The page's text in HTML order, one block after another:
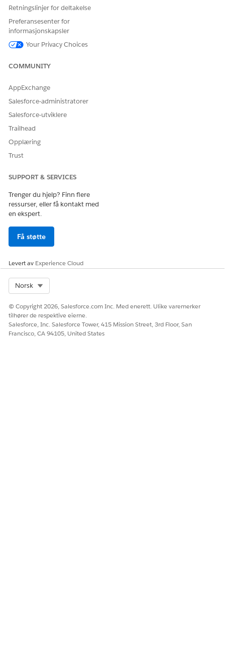
Handlingsdetaljer
API-navn
Referansehandlingstype
Utfører denne handlingen
Nødvendig oppsett
SE OGSÅ:
Agentforce for Commerce
HJALP DENNE ARTIKKELEN MED Å LØSE PROBLEMET DITT?
Retningslinjer for deltakelse
Preferansesenter for
informasjonskapsler
Your Privacy Choices
COMMUNITY
AppExchange
Salesforce-administratorer
Salesforce-utviklere
Trailhead
Opplæring
Trust
SUPPORT & SERVICES
Trenger du hjelp? Finn flere
ressurser, eller få kontakt med
en ekspert.
Få støtte
Levert av Experience Cloud
Norsk
© Copyright 2026, Salesforce.com Inc. Med enerett. Ulike varemerker
tilhører de respektive eierne.
Salesforce, Inc. Salesforce Tower, 415 Mission Street, 3rd Floor, San
Francisco, CA 94105, United States